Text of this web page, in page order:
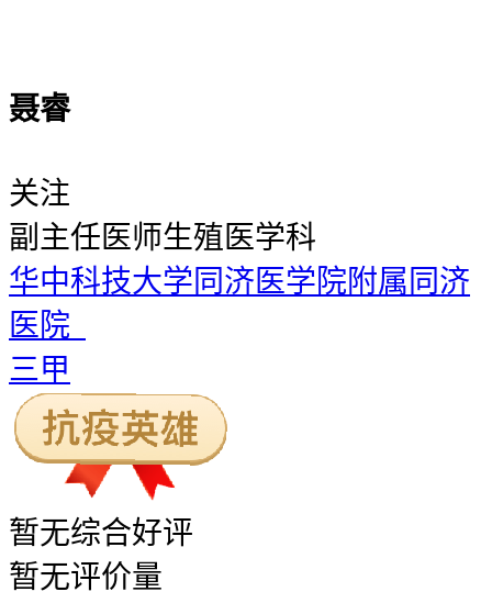
聂睿
关注
副主任医师生殖医学科
华中科技大学同济医学院附属同济
医院
三甲
暂无综合好评
暂无评价量